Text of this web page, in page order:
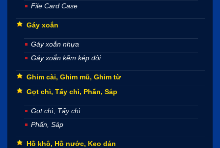
File Card Case
Gáy xoắn
Gáy xoắn nhựa
Gáy xoắn kẽm kép đôi
Ghim cài, Ghim mũ, Ghim từ
Gọt chì, Tẩy chì, Phấn, Sáp
Gọt chì, Tẩy chì
Phấn, Sáp
Hồ khô, Hồ nước, Keo dán